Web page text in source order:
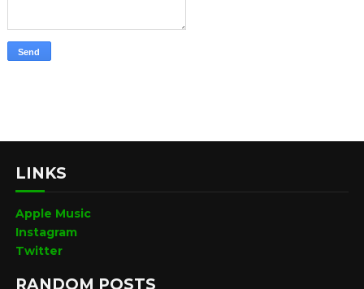
LINKS
Apple Music
Instagram
Twitter
RANDOM POSTS